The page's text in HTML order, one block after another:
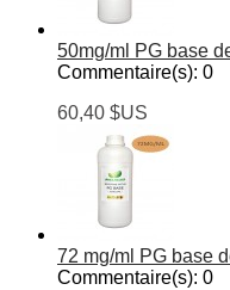
50mg/ml PG base
Commentaire(s): 0
60,40 $US
72 mg/ml PG base
Commentaire(s): 0